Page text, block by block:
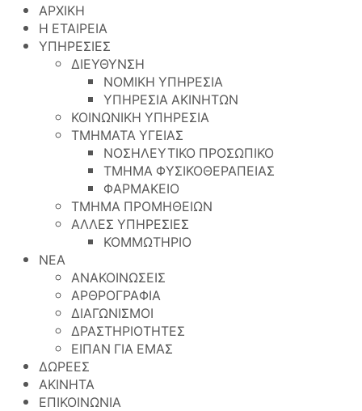
ΑΡΧΙΚΗ
Η ΕΤΑΙΡΕΙΑ
ΥΠΗΡΕΣΙΕΣ
ΔΙΕΥΘΥΝΣΗ
ΝΟΜΙΚΗ ΥΠΗΡΕΣΙΑ
ΥΠΗΡΕΣΙΑ ΑΚΙΝΗΤΩΝ
ΚΟΙΝΩΝΙΚΗ ΥΠΗΡΕΣΙΑ
ΤΜΗΜΑΤΑ ΥΓΕΙΑΣ
ΝΟΣΗΛΕΥΤΙΚΟ ΠΡΟΣΩΠΙΚΟ
ΤΜΗΜΑ ΦΥΣΙΚΟΘΕΡΑΠΕΙΑΣ
ΦΑΡΜΑΚΕΙΟ
ΤΜΗΜΑ ΠΡΟΜΗΘΕΙΩΝ
ΑΛΛΕΣ ΥΠΗΡΕΣΙΕΣ
ΚΟΜΜΩΤΗΡΙΟ
ΝΕΑ
ΑΝΑΚΟΙΝΩΣΕΙΣ
ΑΡΘΡΟΓΡΑΦΙΑ
ΔΙΑΓΩΝΙΣΜΟΙ
ΔΡΑΣΤΗΡΙΟΤΗΤΕΣ
ΕΙΠΑΝ ΓΙΑ ΕΜΑΣ
ΔΩΡΕΕΣ
ΑΚΙΝΗΤΑ
ΕΠΙΚΟΙΝΩΝΙΑ